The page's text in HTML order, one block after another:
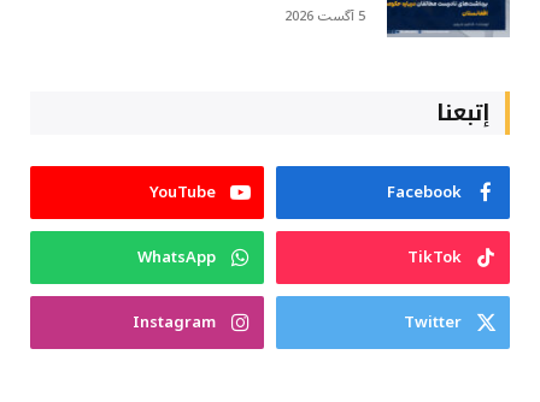
5 آگست 2026
إتبعنا
Facebook
YouTube
TikTok
WhatsApp
Twitter
Instagram